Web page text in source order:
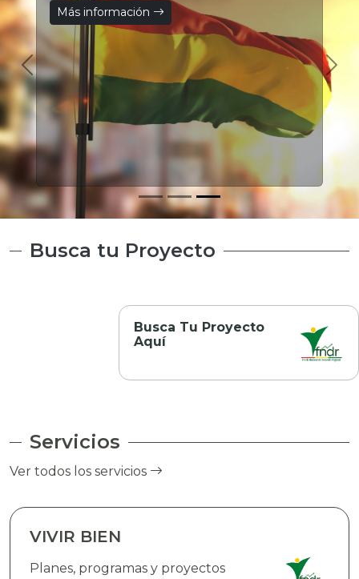
Más información
Busca tu Proyecto
Busca Tu Proyecto
Aquí
Servicios
Ver todos los servicios
VIVIR BIEN
Planes, programas y proyectos